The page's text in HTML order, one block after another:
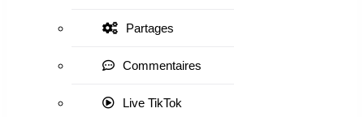
Partages
Commentaires
Live TikTok